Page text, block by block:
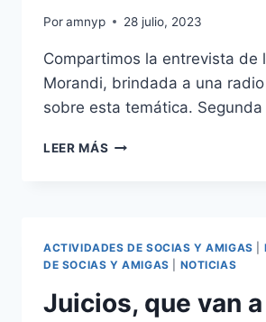
Poramnyp 28 julio, 2023
Compartimos la entrevista de
Morandi, brindada a una
sobre esta temática.
LEER MÁS RIESGOS
TRABAJADORES
ACTIVIDADES DE SOCIAS Y AMIGAS
DE SOCIAS Y AMIGAS
NOTICIAS
Juicios, que van